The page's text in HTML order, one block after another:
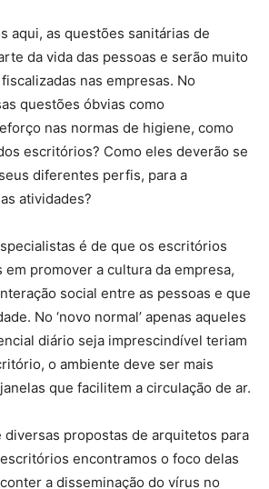
aqui, as questões sanitárias de
da vida das pessoas e serão muito
nas empresas. No
questões óbvias como
nas normas de higiene, como
escritórios? Como eles deverão se
diferentes perfis, para a
atividades?
é de que os escritórios
promover a cultura da empresa,
social entre as pessoas e que
No ‘novo normal’ apenas aqueles
diário seja imprescindível teriam
o ambiente deve ser mais
que facilitem a circulação de ar.
diversas propostas de arquitetos para
encontramos o foco delas
a disseminação do vírus no